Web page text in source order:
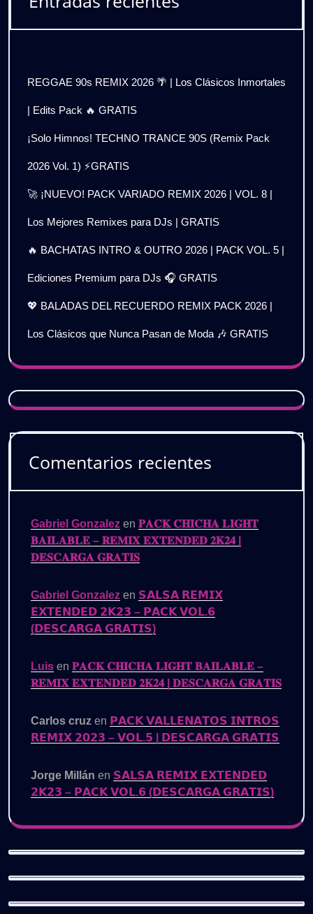
REGGAE 90s REMIX 2026 🌴 | Los Clásicos Inmortales
| Edits Pack 🔥 GRATIS
¡Solo Himnos! TECHNO TRANCE 90S (Remix Pack
2026 Vol. 1) ⚡GRATIS
🚀 ¡NUEVO! PACK VARIADO REMIX 2026 | VOL. 8 |
Los Mejores Remixes para DJs | GRATIS
🔥 BACHATAS INTRO & OUTRO 2026 | PACK VOL. 5 |
Ediciones Premium para DJs 🎧 GRATIS
💖 BALADAS DEL RECUERDO REMIX PACK 2026 |
Los Clásicos que Nunca Pasan de Moda 🎶 GRATIS
Comentarios recientes
Gabriel Gonzalez en 𝐏𝐀𝐂𝐊 𝐂𝐇𝐈𝐂𝐇𝐀 𝐋𝐈𝐆𝐇𝐓
𝐁𝐀𝐈𝐋𝐀𝐁𝐋𝐄 – 𝐑𝐄𝐌𝐈𝐗 𝐄𝐗𝐓𝐄𝐍𝐃𝐄𝐃 𝟐𝐊𝟐𝟒 |
𝐃𝐄𝐒𝐂𝐀𝐑𝐆𝐀 𝐆𝐑𝐀𝐓𝐈𝐒
Gabriel Gonzalez en 𝗦𝗔𝗟𝗦𝗔 𝗥𝗘𝗠𝗜𝗫
𝗘𝗫𝗧𝗘𝗡𝗗𝗘𝗗 𝟮𝗞𝟮𝟯 – 𝗣𝗔𝗖𝗞 𝗩𝗢𝗟.𝟲
(𝗗𝗘𝗦𝗖𝗔𝗥𝗚𝗔 𝗚𝗥𝗔𝗧𝗜𝗦)
Luis en 𝐏𝐀𝐂𝐊 𝐂𝐇𝐈𝐂𝐇𝐀 𝐋𝐈𝐆𝐇𝐓 𝐁𝐀𝐈𝐋𝐀𝐁𝐋𝐄 –
𝐑𝐄𝐌𝐈𝐗 𝐄𝐗𝐓𝐄𝐍𝐃𝐄𝐃 𝟐𝐊𝟐𝟒 | 𝐃𝐄𝐒𝐂𝐀𝐑𝐆𝐀 𝐆𝐑𝐀𝐓𝐈𝐒
Carlos cruz en 𝗣𝗔𝗖𝗞 𝗩𝗔𝗟𝗟𝗘𝗡𝗔𝗧𝗢𝗦 𝗜𝗡𝗧𝗥𝗢𝗦
𝗥𝗘𝗠𝗜𝗫 𝟮𝟬𝟮𝟯 – 𝗩𝗢𝗟.𝟱 | 𝗗𝗘𝗦𝗖𝗔𝗥𝗚𝗔 𝗚𝗥𝗔𝗧𝗜𝗦
Jorge Millán en 𝗦𝗔𝗟𝗦𝗔 𝗥𝗘𝗠𝗜𝗫 𝗘𝗫𝗧𝗘𝗡𝗗𝗘𝗗
𝟮𝗞𝟮𝟯 – 𝗣𝗔𝗖𝗞 𝗩𝗢𝗟.𝟲 (𝗗𝗘𝗦𝗖𝗔𝗥𝗚𝗔 𝗚𝗥𝗔𝗧𝗜𝗦)